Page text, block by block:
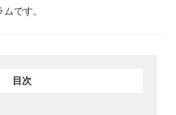
です。
目次